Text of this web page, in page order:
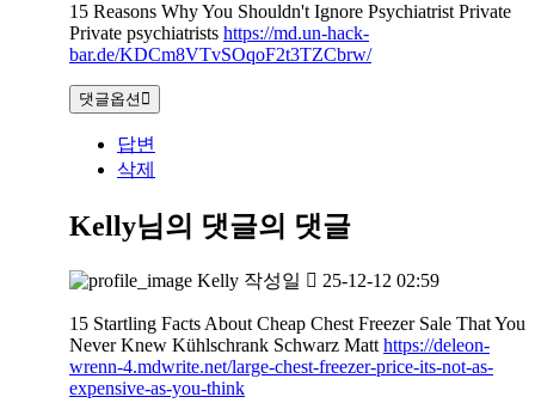
15 Reasons Why You Shouldn't Ignore Psychiatrist Private
Private psychiatrists https://md.un-hack-
bar.de/KDCm8VTvSOqoF2t3TZCbrw/
댓글옵션
답변
삭제
Kelly님의 댓글의 댓글
Kelly 작성일 25-12-12 02:59
15 Startling Facts About Cheap Chest Freezer Sale That You
Never Knew Kühlschrank Schwarz Matt https://deleon-
wrenn-4.mdwrite.net/large-chest-freezer-price-its-not-as-
expensive-as-you-think